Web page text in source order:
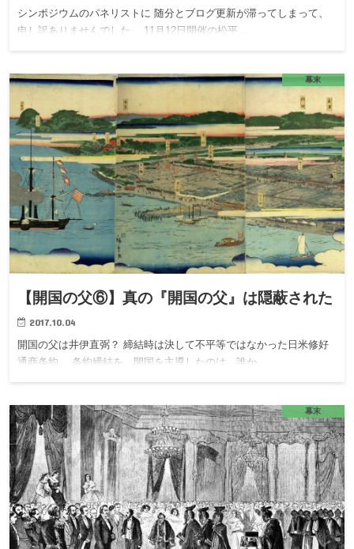
シンポジウムのパネリストに 随分とブログ更新が滞ってしまって、
申し訳ありませんでした。 11月12日開催の松平…
幕末
【開国の父⑥】真の『開国の父』は隠蔽された
2017.10.04
開国の父は井伊直弼？ 締結時は決して不平等ではなかった日米修好
通商条約。 条約締結を、開国を主導したのは、誰か…
幕末